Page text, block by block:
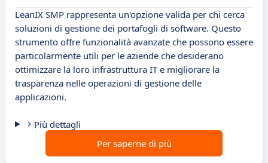
LeanIX SMP rappresenta un'opzione valida per chi cerca
soluzioni di gestione dei portafogli di software. Questo
strumento offre funzionalità avanzate che possono essere
particolarmente utili per le aziende che desiderano
ottimizzare la loro infrastruttura IT e migliorare la
trasparenza nelle operazioni di gestione delle
applicazioni.
Più dettagli
Per saperne di più